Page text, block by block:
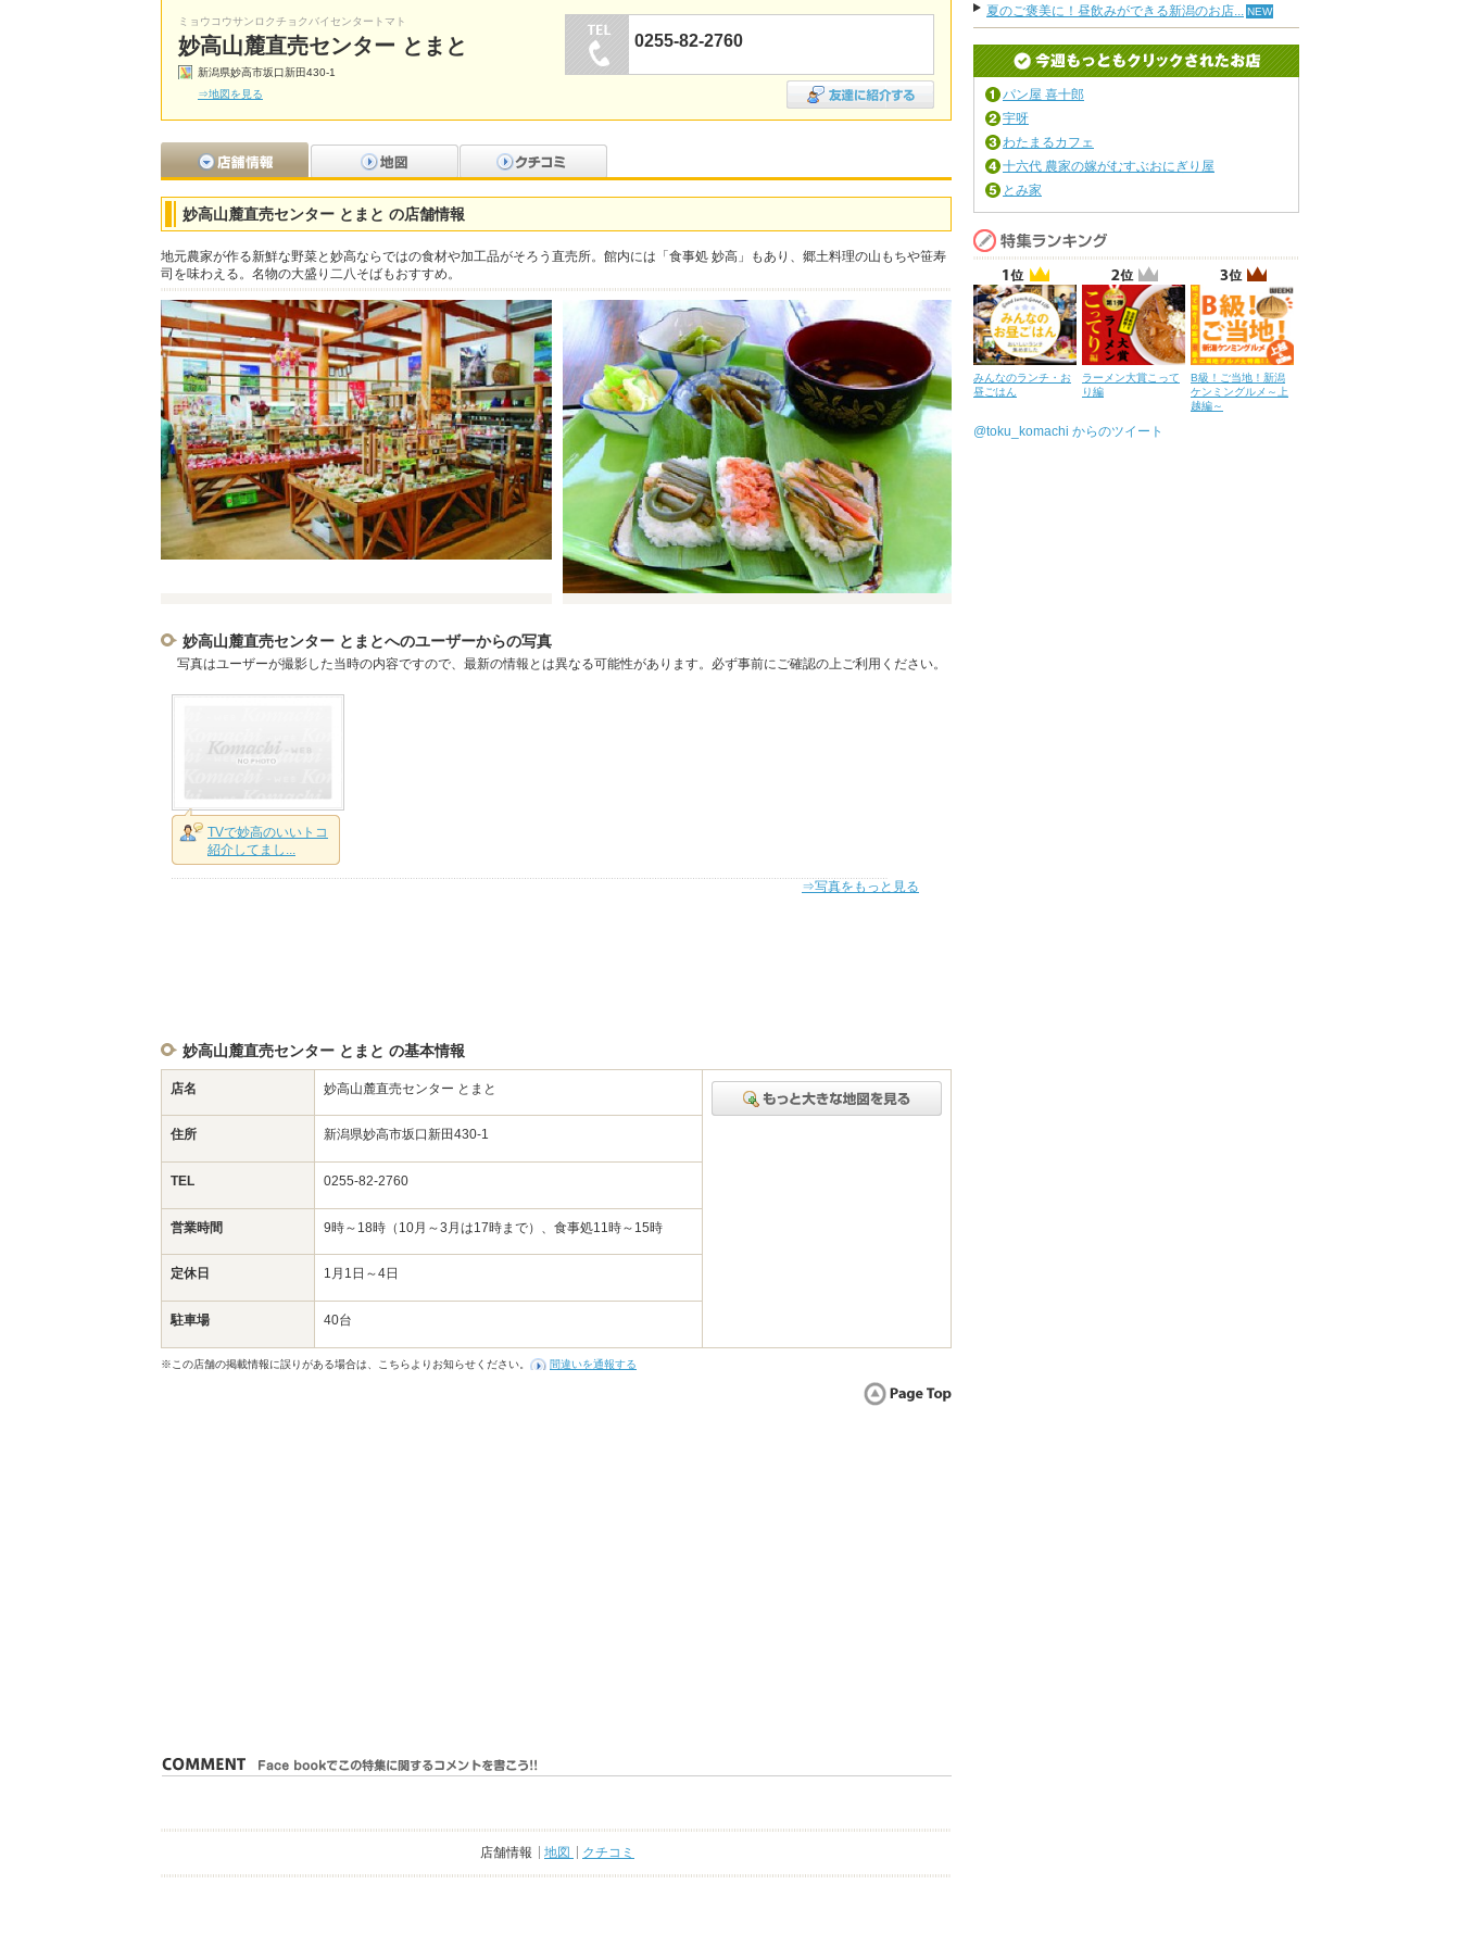
ミョウコウサンロクチョクバイセンタートマト
妙高山麓直売センター とまと
新潟県妙高市坂口新田430-1
⇒地図を見る
0255-82-2760
妙高山麓直売センター とまと の店舗情報
地元農家が作る新鮮な野菜と妙高ならではの食材や加工品がそろう直売所。館内には「食事処 妙高」もあり、郷土料理の山もちや笹寿
司を味わえる。名物の大盛り二八そばもおすすめ。
妙高山麓直売センター とまとへのユーザーからの写真
写真はユーザーが撮影した当時の内容ですので、最新の情報とは異なる可能性があります。必ず事前にご確認の上ご利用ください。
TVで妙高のいいトコ
紹介してまし...
⇒写真をもっと見る
妙高山麓直売センター とまと の基本情報
店名 妙高山麓直売センター とまと
住所 新潟県妙高市坂口新田430-1
TEL 0255-82-2760
営業時間 9時～18時（10月～3月は17時まで）、食事処11時～15時
定休日 1月1日～4日
駐車場 40台
※この店舗の掲載情報に誤りがある場合は、こちらよりお知らせください。 間違いを通報する
店舗情報 地図 クチコミ
夏のご褒美に！昼飲みができる新潟のお店...
パン屋 喜十郎
宇呀
わたまるカフェ
十六代 農家の嫁がむすぶおにぎり屋
とみ家
みんなのランチ・お
昼ごはん
ラーメン大賞こって
り編
B級！ご当地！新潟
ケンミングルメ～上
越編～
@toku_komachi からのツイート